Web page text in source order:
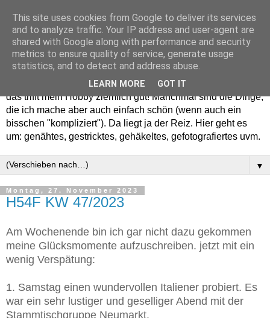
Willkommen in meinem "Wohnzimmer". Einfach und schön -
das trifft mein Hobby ziemlich gut! Manchmal sind die Dinge,
die ich mache aber auch einfach schön (wenn auch ein
bisschen "kompliziert"). Da liegt ja der Reiz. Hier geht es
um: genähtes, gestricktes, gehäkeltes, gefotografiertes uvm.
▼
Montag, 27. November 2023
H54F KW 47/2023
Am Wochenende bin ich gar nicht dazu gekommen
meine Glücksmomente aufzuschreiben. jetzt mit ein
wenig Verspätung:
1. Samstag einen wundervollen Italiener probiert. Es
war ein sehr lustiger und geselliger Abend mit der
Stammtischgruppe Neumarkt.
This site uses cookies from Google to deliver its services
and to analyze traffic. Your IP address and user-agent are
shared with Google along with performance and security
metrics to ensure quality of service, generate usage
statistics, and to detect and address abuse.
LEARN MORE GOT IT